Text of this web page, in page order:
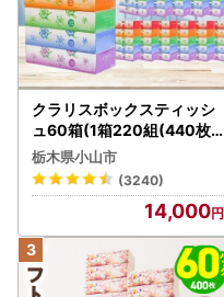
クラリスボックスティッシ
ュ60箱(1箱220組(440枚))
(5個入り×12セット)【配送
不可地域：離島・沖縄県】
【1256759】
栃木県小山市
(3240)
14,000